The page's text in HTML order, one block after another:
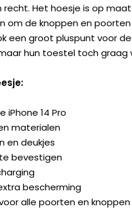
Het hoesje is op
om de knoppen en
een groot pluspunt voor
hun toestel toch graag
14 Pro
materialen
en deukjes
bevestigen
bescherming
alle poorten en knoppen